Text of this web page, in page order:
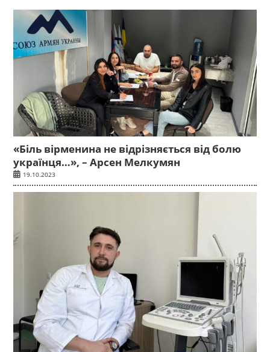
«Біль вірменина не відрізняється від болю
українця…», – Арсен Мелкумян
19.10.2023